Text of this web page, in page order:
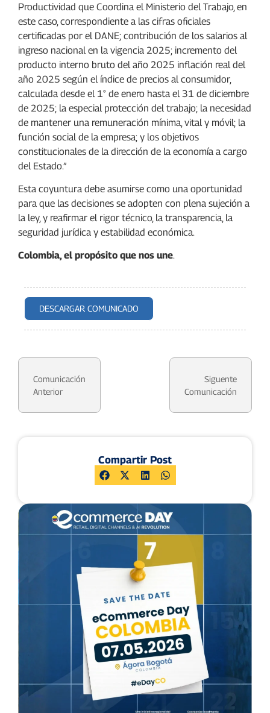
Productividad que Coordina el Ministerio del Trabajo, en
este caso, correspondiente a las cifras oficiales
certificadas por el DANE; contribución de los salarios al
ingreso nacional en la vigencia 2025; incremento del
producto interno bruto del año 2025 inflación real del
año 2025 según el índice de precios al consumidor,
calculada desde el 1° de enero hasta el 31 de diciembre
de 2025; la especial protección del trabajo; la necesidad
de mantener una remuneración mínima, vital y móvil; la
función social de la empresa; y los objetivos
constitucionales de la dirección de la economía a cargo
del Estado.”
Esta coyuntura debe asumirse como una oportunidad
para que las decisiones se adopten con plena sujeción a
la ley, y reafirmar el rigor técnico, la transparencia, la
seguridad jurídica y estabilidad económica.
Colombia, el propósito que nos une.
DESCARGAR COMUNICADO
Comunicación
Anterior
Siguente
Comunicación
Compartir Post